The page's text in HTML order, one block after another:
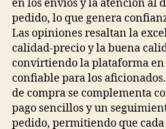
en los envíos y la atención al
pedido, lo que genera
Las opiniones resaltan la
calidad-precio y la buena
convirtiendo la plataforma
confiable para los
de compra se complementa
pago sencillos y un
pedido, permitiendo que